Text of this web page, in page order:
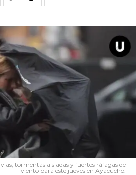
tormentas aisladas y fuertes ráfagas de
viento para este jueves en Ayacucho.